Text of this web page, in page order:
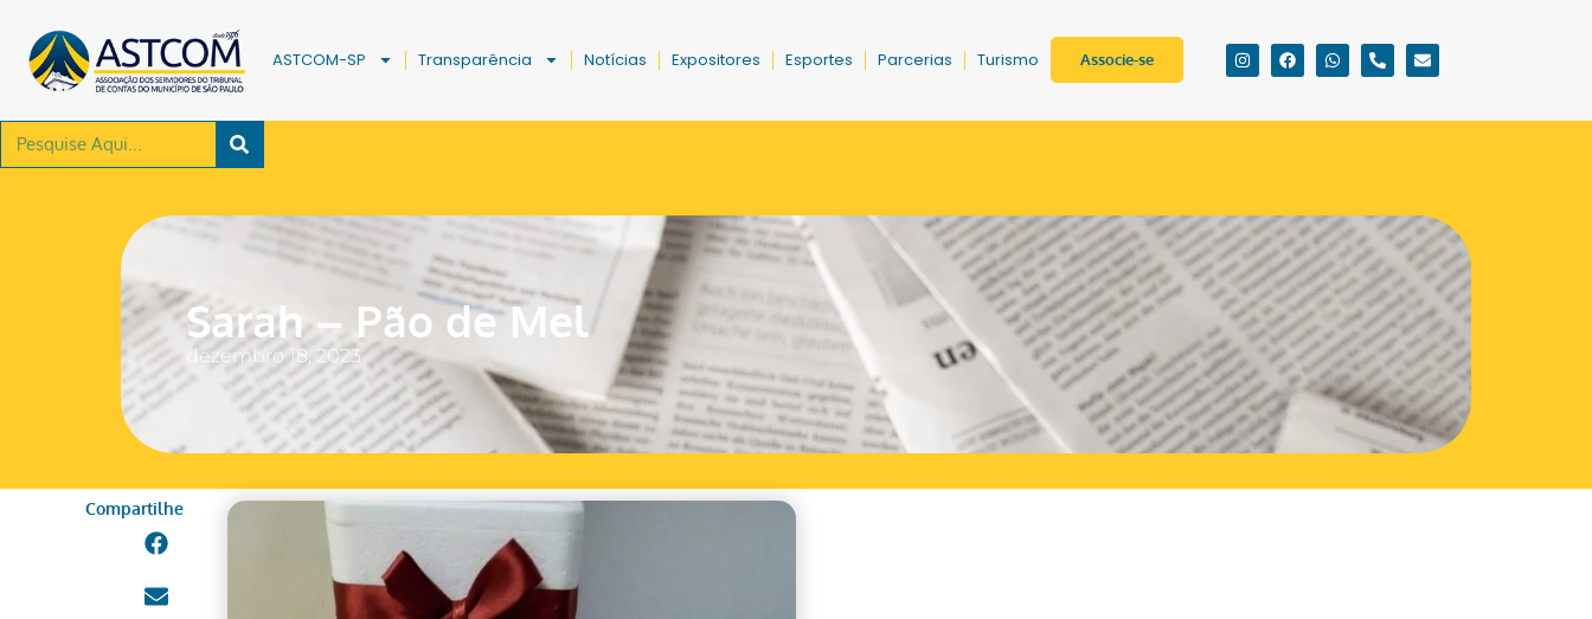
ASTCOM-SP Transparência Notícias Expositores Esportes Parcerias Turismo Associe-se
Sarah – Pão de Mel
dezembro 18, 2023
Compartilhe